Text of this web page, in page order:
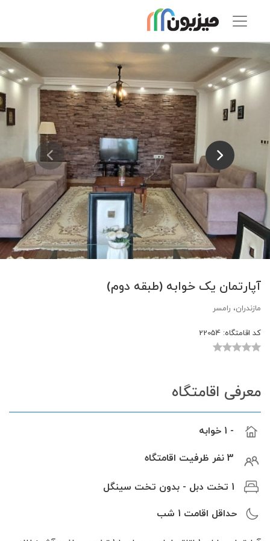
آپارتمان یک خوابه (طبقه دوم)
مازندران، رامسر
کد اقامتگاه:
معرفی اقامتگاه
- 1 خوابه
3 نفر ظرفیت اقامتگاه
1 تخت دبل - بدون تخت سینگل
حداقل اقامت 1 شب